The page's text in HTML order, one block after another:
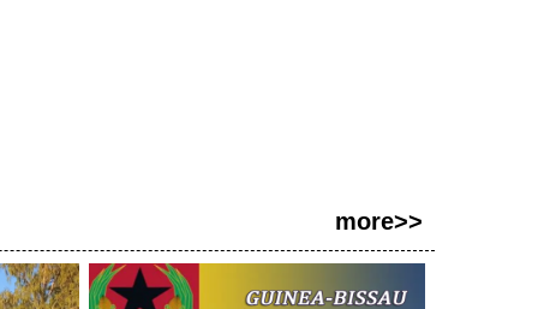
more>>